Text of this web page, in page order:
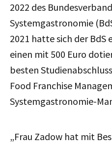
2022 des
Systemgastronomie
2021 hatte sich der BdS
einen mit 500 Euro
besten
Food Franchise
Systemgastronomie-
„Frau Zadow hat mit